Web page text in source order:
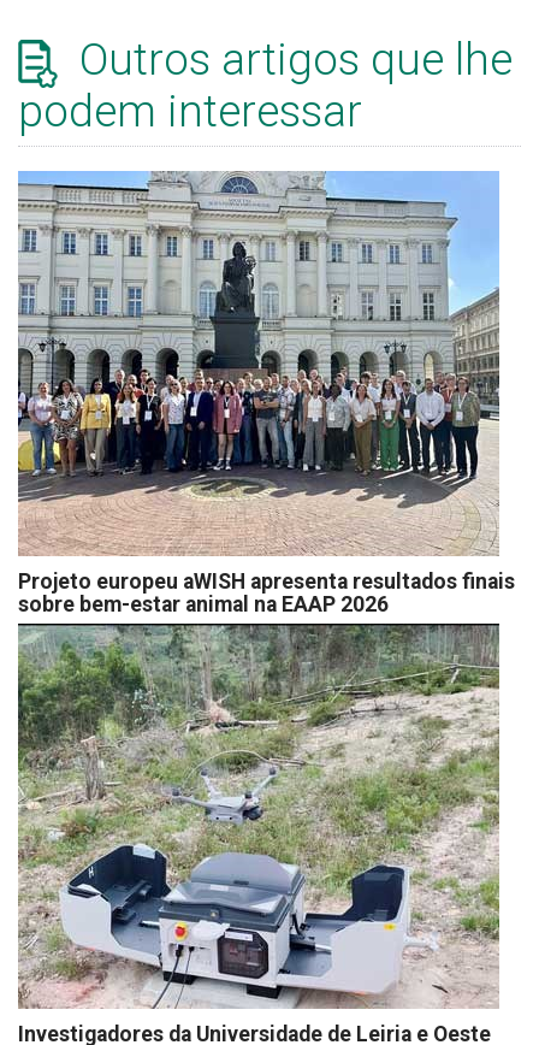
Outros artigos que lhe
podem interessar
Projeto europeu aWISH apresenta resultados finais
sobre bem-estar animal na EAAP 2026
Investigadores da Universidade de Leiria e Oeste